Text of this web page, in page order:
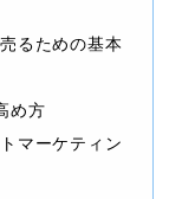
るための基本
め方
マーケティン